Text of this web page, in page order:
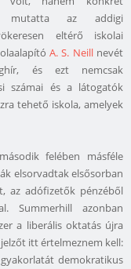
mutatta az addigi
eltérő iskolai
A. S. Neillnevét
és ezt nemcsak
számai és a látogatók
tehető iskola, amelyek
felében másféle
elsorvadtak elsősorban
az adófizetők pénzéből
Summerhill azonban
a liberális oktatás újra
itt értelmeznem kell:
demokratikus